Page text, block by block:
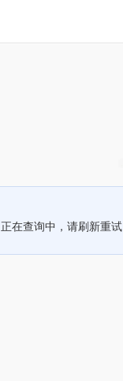
正在查询中，请刷新重试